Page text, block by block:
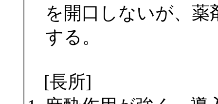
を開口しないが、薬
する。
[長所]